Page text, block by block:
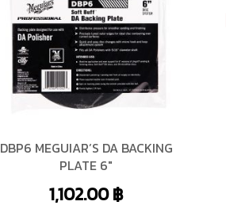
DBP6 MEGUIAR’S DA BACKING
PLATE 6″
1,102.00฿